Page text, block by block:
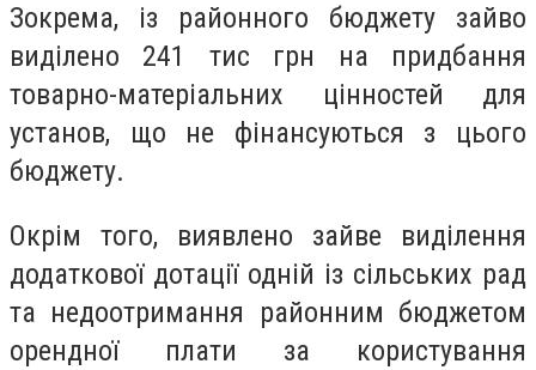
Зокрема, із районного бюджету зайво
виділено 241 тис грн на придбання
товарно-матеріальних цінностей для
установ, що не фінансуються з цього
бюджету.
Окрім того, виявлено зайве виділення
додаткової дотації одній із сільських рад
та недоотримання районним бюджетом
орендної плати за користування